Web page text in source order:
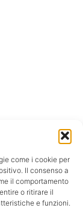
come i cookie per
Il consenso a
il comportamento
o ritirare il
e funzioni.